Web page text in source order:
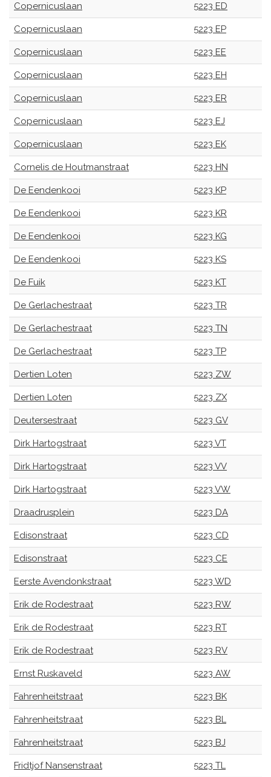
Copernicuslaan 5223 ED
Copernicuslaan 5223 EP
Copernicuslaan 5223 EE
Copernicuslaan 5223 EH
Copernicuslaan 5223 ER
Copernicuslaan 5223 EJ
Copernicuslaan 5223 EK
Cornelis de Houtmanstraat 5223 HN
De Eendenkooi 5223 KP
De Eendenkooi 5223 KR
De Eendenkooi 5223 KG
De Eendenkooi 5223 KS
De Fuik 5223 KT
De Gerlachestraat 5223 TR
De Gerlachestraat 5223 TN
De Gerlachestraat 5223 TP
Dertien Loten 5223 ZW
Dertien Loten 5223 ZX
Deutersestraat 5223 GV
Dirk Hartogstraat 5223 VT
Dirk Hartogstraat 5223 VV
Dirk Hartogstraat 5223 VW
Draadrusplein 5223 DA
Edisonstraat 5223 CD
Edisonstraat 5223 CE
Eerste Avendonkstraat 5223 WD
Erik de Rodestraat 5223 RW
Erik de Rodestraat 5223 RT
Erik de Rodestraat 5223 RV
Ernst Ruskaveld 5223 AW
Fahrenheitstraat 5223 BK
Fahrenheitstraat 5223 BL
Fahrenheitstraat 5223 BJ
Fridtjof Nansenstraat 5223 TL